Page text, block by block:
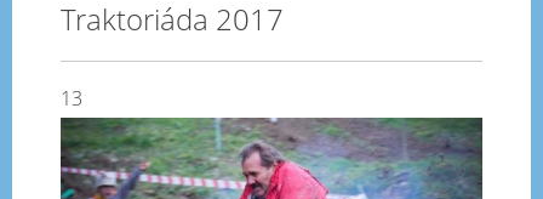
Traktoriáda 2017
13